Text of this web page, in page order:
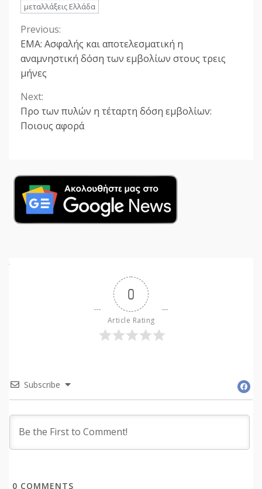
μεταλλάξεις Ελλάδα
Continue
Reading
Previous:
ΕΜΑ: Ασφαλής και αποτελεσματική η
αναμνηστική δόση των εμβολίων στους τρεις
μήνες
Next:
Προ των πυλών η τέταρτη δόση εμβολίων:
Ποιους αφορά
0
Article Rating
Subscribe
0 COMMENTS